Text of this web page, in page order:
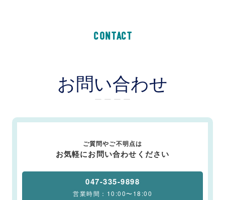
CONTACT
お問い合わせ
ー ー ー ー
ご質問やご不明点は
お気軽にお問い合わせください
047-335-9898
営業時間：10:00〜18:00